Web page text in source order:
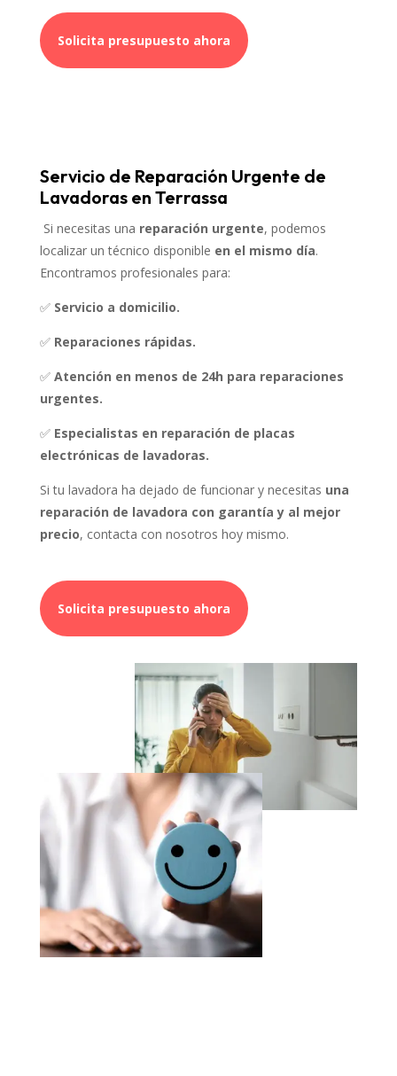
Solicita presupuesto ahora
Servicio de Reparación Urgente de
Lavadoras en Terrassa
Si necesitas una reparación urgente, podemos
localizar un técnico disponible en el mismo día.
Encontramos profesionales para:
✅ Servicio a domicilio.
✅ Reparaciones rápidas.
✅ Atención en menos de 24h para reparaciones
urgentes.
✅ Especialistas en reparación de placas
electrónicas de lavadoras.
Si tu lavadora ha dejado de funcionar y necesitas una
reparación de lavadora con garantía y al mejor
precio, contacta con nosotros hoy mismo.
Solicita presupuesto ahora